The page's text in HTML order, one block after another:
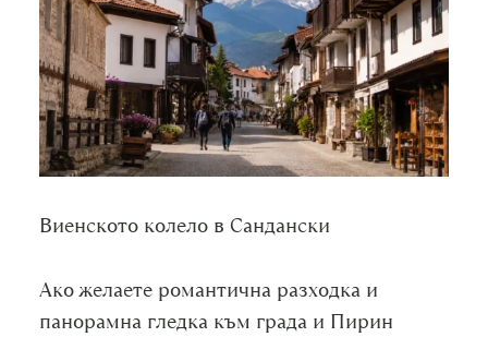
Виенското колело в Сандански
Ако желаете романтична разходка и
панорамна гледка към града и Пирин